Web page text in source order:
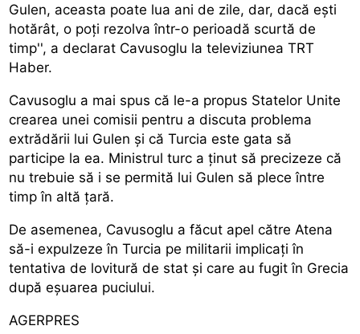
Gulen, aceasta poate lua ani de zile, dar, dacă ești
hotărât, o poți rezolva într-o perioadă scurtă de
timp'', a declarat Cavusoglu la televiziunea TRT
Haber.
Cavusoglu a mai spus că le-a propus Statelor Unite
crearea unei comisii pentru a discuta problema
extrădării lui Gulen și că Turcia este gata să
participe la ea. Ministrul turc a ținut să precizeze că
nu trebuie să i se permită lui Gulen să plece între
timp în altă țară.
De asemenea, Cavusoglu a făcut apel către Atena
să-i expulzeze în Turcia pe militarii implicați în
tentativa de lovitură de stat și care au fugit în Grecia
după eșuarea puciului.
AGERPRES